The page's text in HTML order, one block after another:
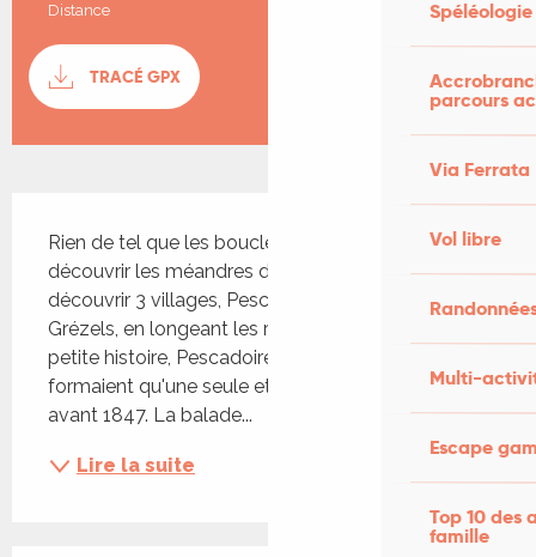
Spéléologie
parcours
Via Ferrata
Vol libre
Multi-
Escape
Top 10 des
famille
Distance 8.1 km
Documentation
TRACÉ GPX
Rien de tel que les boucles lotoises pour
découvrir les méandres du Lot...Celle-ci vous fera
découvrir 3 villages, Pescadoires, Lagardelle et
Grézels, en longeant les rives du Lot. Pour la
petite histoire, Pescadoires et Lagardelle ne
formaient qu'une seule et même communauté
avant 1847. La balade...
Lire la suite